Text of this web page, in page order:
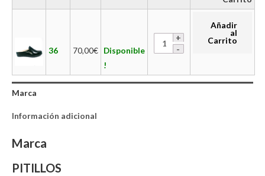
36 70,00€ Disponible
!
Añadir
al
Carrito
Marca
Información adicional
Marca
PITILLOS